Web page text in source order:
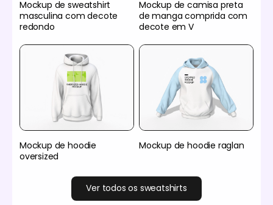
Mockup de sweatshirt
masculina com decote
redondo
Mockup de camisa preta
de manga comprida com
decote em V
Mockup de hoodie
oversized
Mockup de hoodie raglan
Ver todos os sweatshirts